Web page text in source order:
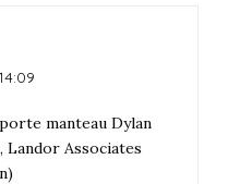
manteau Dylan
Associates